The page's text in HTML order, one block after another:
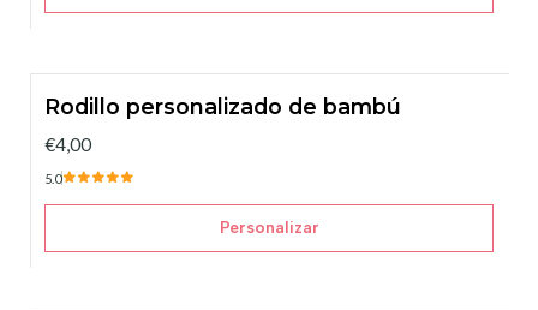
Rodillo personalizado de bambú
€4,00
5.0
Personalizar